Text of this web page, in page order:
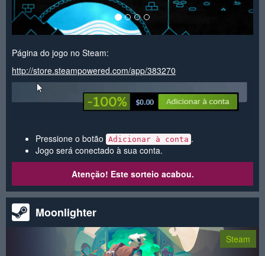
Página do jogo no Steam:
http://store.steampowered.com/app/383270
Pressione o botão Adicionar à conta .
Jogo será conectado à sua conta.
Atenção! Este sorteio acabou.
Moonlighter
Steam